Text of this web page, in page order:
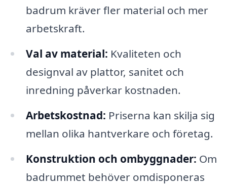
badrum kräver fler material och mer
arbetskraft.
Val av material: Kvaliteten och
designval av plattor, sanitet och
inredning påverkar kostnaden.
Arbetskostnad: Priserna kan skilja sig
mellan olika hantverkare och företag.
Konstruktion och ombyggnader: Om
badrummet behöver omdisponeras